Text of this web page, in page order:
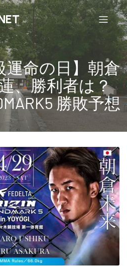
運命の日】朝倉
、勝利者は？
勝敗予想